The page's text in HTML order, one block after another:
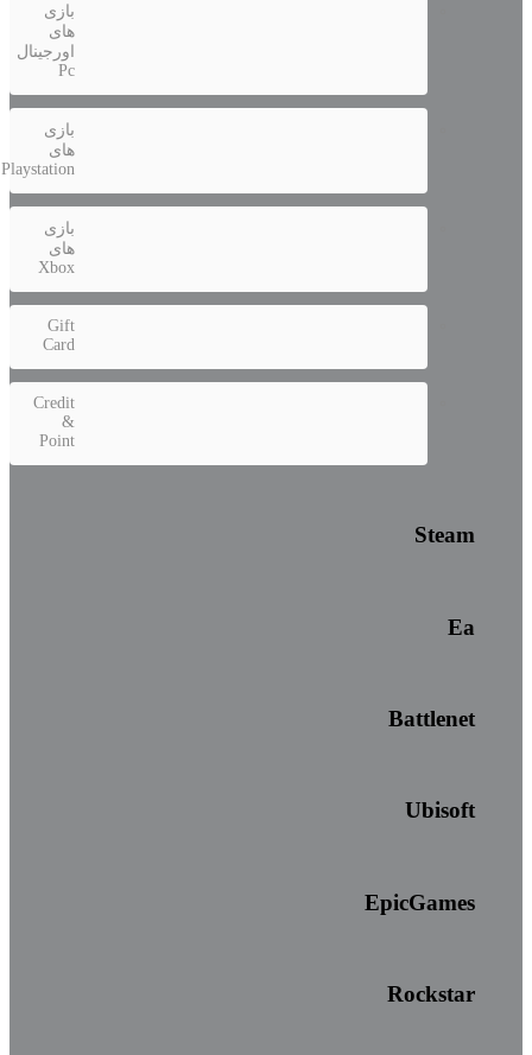
بازی
های
اورجینال
Pc
بازی
های
Playstation
بازی
های
Xbox
Gift
Card
Credit
&
Point
Steam
Ea
Battlenet
Ubisoft
EpicGames
Rockstar